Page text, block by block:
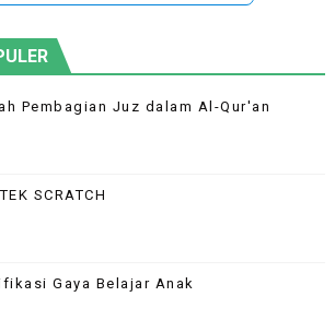
Pembagian Juz dalam Al-Qur'an
SCRATCH
Gaya Belajar Anak